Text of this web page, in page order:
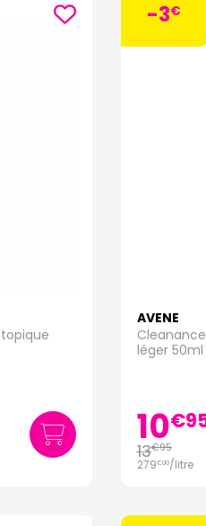
-3€
AVENE
léger 50ml
10€
13€95
279€00/litre